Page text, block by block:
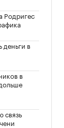
Родригес
деньги в
в
связь